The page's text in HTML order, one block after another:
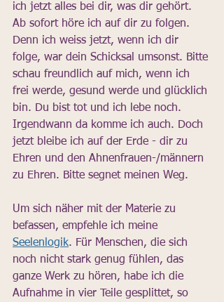
ich jetzt alles bei dir, was dir gehört.
Ab sofort höre ich auf dir zu folgen.
Denn ich weiss jetzt, wenn ich dir
folge, war dein Schicksal umsonst. Bitte
schau freundlich auf mich, wenn ich
frei werde, gesund werde und glücklich
bin. Du bist tot und ich lebe noch.
Irgendwann da komme ich auch. Doch
jetzt bleibe ich auf der Erde - dir zu
Ehren und den Ahnenfrauen-/männern
zu Ehren. Bitte segnet meinen Weg.
Um sich näher mit der Materie zu
befassen, empfehle ich meine
Seelenlogik. Für Menschen, die sich
noch nicht stark genug fühlen, das
ganze Werk zu hören, habe ich die
Aufnahme in vier Teile gesplittet, so